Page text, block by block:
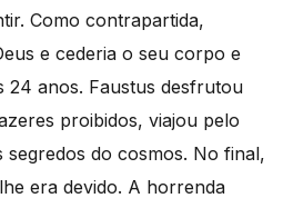
Como contrapartida,
e cederia o seu corpo e
24 anos. Faustus desfrutou
proibidos, viajou pelo
do cosmos. No final,
era devido. A horrenda